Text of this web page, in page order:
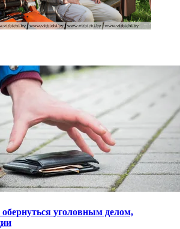
уголовным делом,